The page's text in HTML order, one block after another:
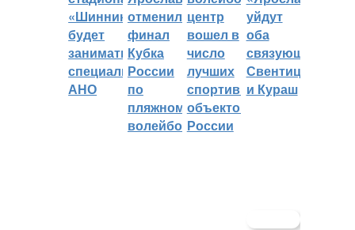
«Шинник»
будет
заниматься
специальное
АНО
отменили
финал
Кубка
России
по
пляжному
волейболу
центр
вошел в
число
лучших
спортивных
объектов
России
уйдут
оба
связующих:
Свентицкис
и Кураш